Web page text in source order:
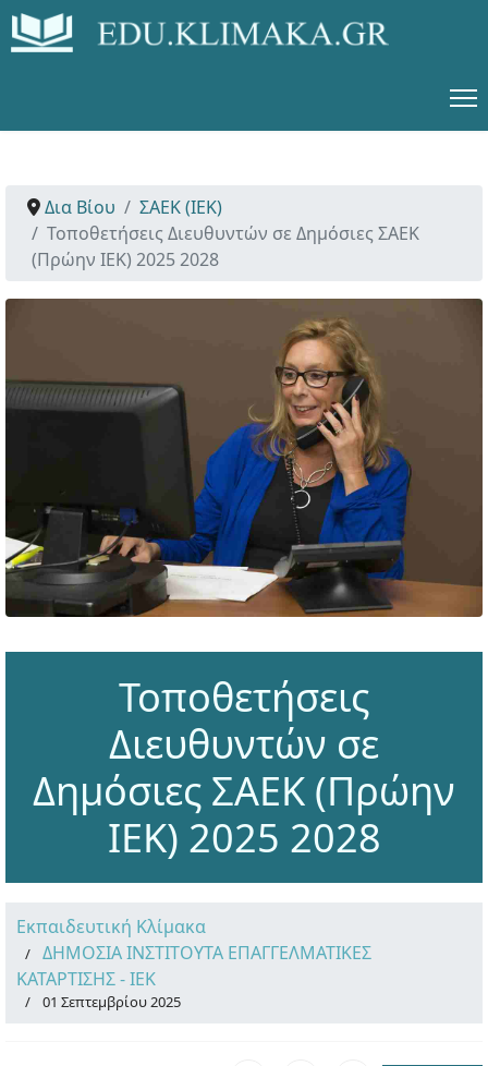
Δια Βίου
ΣΑΕΚ (ΙΕΚ)
Τοποθετήσεις Διευθυντών σε Δημόσιες ΣΑΕΚ
(Πρώην ΙΕΚ) 2025 2028
Τοποθετήσεις
Διευθυντών σε
Δημόσιες ΣΑΕΚ (Πρώην
ΙΕΚ) 2025 2028
Εκπαιδευτική Κλίμακα
ΔΗΜΟΣΙΑ ΙΝΣΤΙΤΟΥΤΑ ΕΠΑΓΓΕΛΜΑΤΙΚΕΣ
ΚΑΤΑΡΤΙΣΗΣ - ΙΕΚ
01 Σεπτεμβρίου 2025